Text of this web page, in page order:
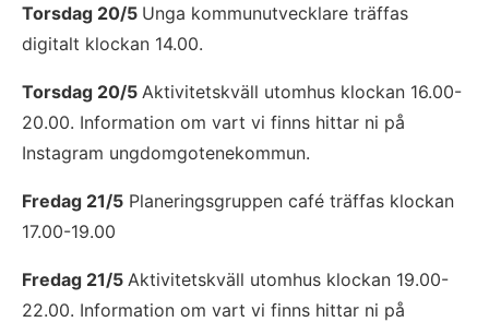
Torsdag 20/5 Unga kommunutvecklare träffas
digitalt klockan 14.00.
Torsdag 20/5 Aktivitetskväll utomhus klockan 16.00-
20.00. Information om vart vi finns hittar ni på
Instagram ungdomgotenekommun.
Fredag 21/5 Planeringsgruppen café träffas klockan
17.00-19.00
Fredag 21/5 Aktivitetskväll utomhus klockan 19.00-
22.00. Information om vart vi finns hittar ni på